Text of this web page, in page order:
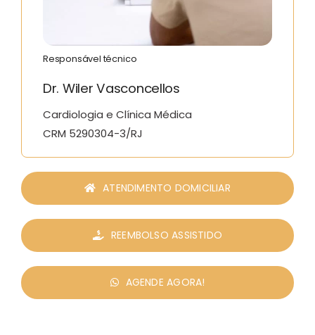
Responsável técnico
Dr. Wiler Vasconcellos
Cardiologia e Clínica Médica
CRM 5290304-3/RJ
ATENDIMENTO DOMICILIAR
REEMBOLSO ASSISTIDO
AGENDE AGORA!